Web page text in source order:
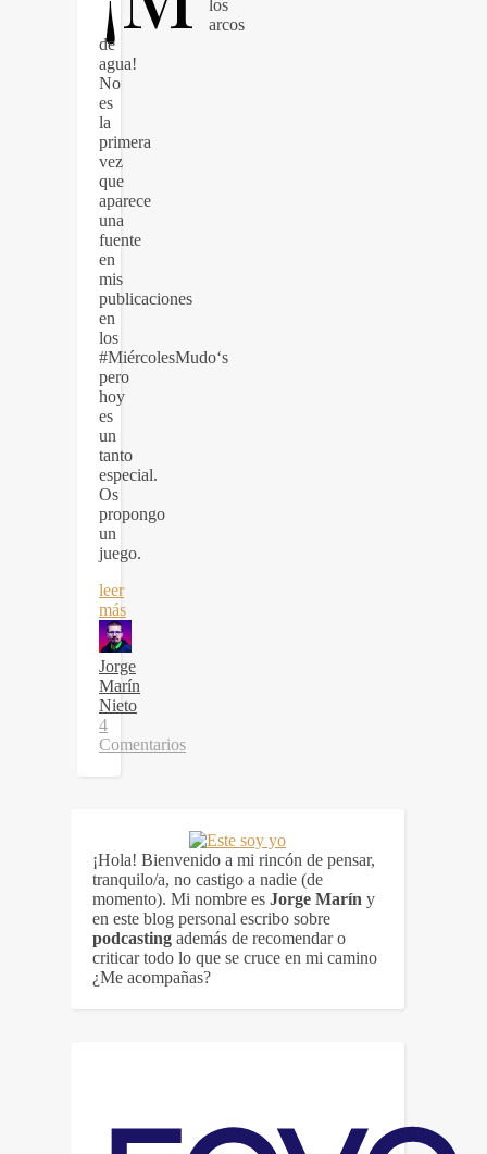
los
arcos
de
agua!
No
es
la
primera
vez
que
aparece
una
fuente
en
mis
publicaciones
en
los
#MiércolesMudo‘s
pero
hoy
es
un
tanto
especial.
Os
propongo
un
juego.
leer
más
Jorge
Marín
Nieto
4
Comentarios
¡Hola! Bienvenido a mi rincón de pensar,
tranquilo/a, no castigo a nadie (de
momento). Mi nombre es Jorge Marín y
en este blog personal escribo sobre
podcasting además de recomendar o
criticar todo lo que se cruce en mi camino
¿Me acompañas?